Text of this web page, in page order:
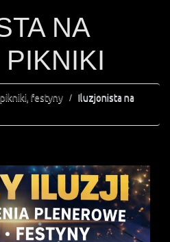
NA
festyny
Iluzjonista na